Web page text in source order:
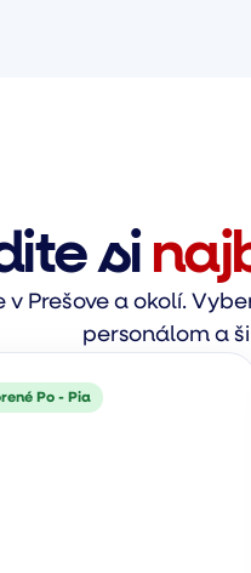
si
v Prešove a okolí.
personálom a
Po - Pia